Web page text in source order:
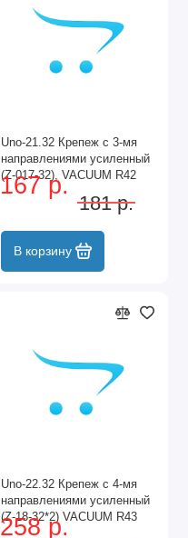
Unо-21.32 Крепеж с 3-мя
направлениями усиленный
(Z-017-32), VACUUM R42
UNO-21.32 VACUUM
167 р.
181 р.
В корзину
Unо-22.32 Крепеж с 4-мя
направлениями усиленный
(Z-18-32*2) VACUUM R43
UNO-22.32 VACUUM
258 р.